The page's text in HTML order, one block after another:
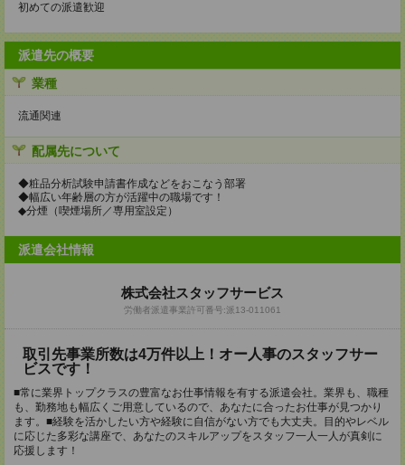
初めての派遣歓迎
派遣先の概要
業種
流通関連
配属先について
◆粧品分析試験申請書作成などをおこなう部署
◆幅広い年齢層の方が活躍中の職場です！
◆分煙（喫煙場所／専用室設定）
派遣会社情報
株式会社スタッフサービス
労働者派遣事業許可番号:派13-011061
取引先事業所数は4万件以上！オー人事のスタッフサー
ビスです！
■常に業界トップクラスの豊富なお仕事情報を有する派遣会社。業界も、職種
も、勤務地も幅広くご用意しているので、あなたに合ったお仕事が見つかり
ます。■経験を活かしたい方や経験に自信がない方でも大丈夫。目的やレベル
に応じた多彩な講座で、あなたのスキルアップをスタッフ一人一人が真剣に
応援します！